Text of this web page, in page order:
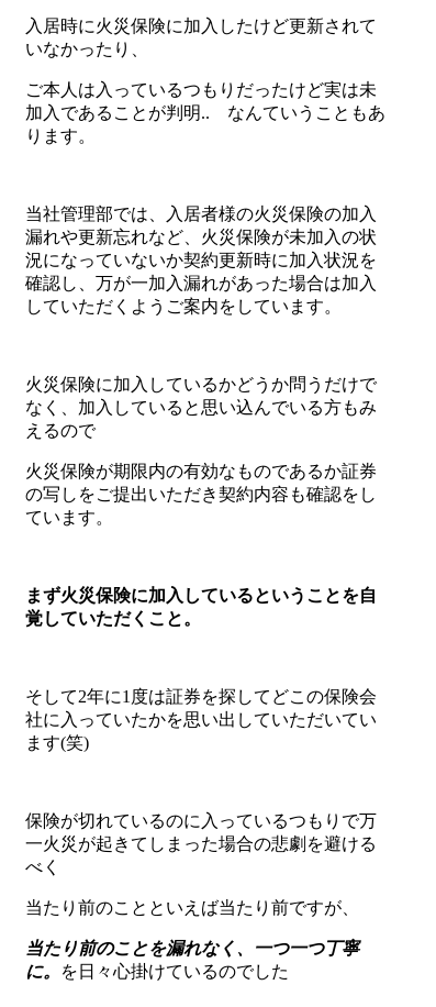
入居時に火災保険に加入したけど更新されて
いなかったり、
ご本人は入っているつもりだったけど実は未
加入であることが判明.. なんていうこともあ
ります。
当社管理部では、入居者様の火災保険の加入
漏れや更新忘れなど、火災保険が未加入の状
況になっていないか契約更新時に加入状況を
確認し、万が一加入漏れがあった場合は加入
していただくようご案内をしています。
火災保険に加入しているかどうか問うだけで
なく、加入していると思い込んでいる方もみ
えるので
火災保険が期限内の有効なものであるか証券
の写しをご提出いただき契約内容も確認をし
ています。
まず火災保険に加入しているということを自
覚していただくこと。
そして2年に1度は証券を探してどこの保険会
社に入っていたかを思い出していただいてい
ます(笑)
保険が切れているのに入っているつもりで万
一火災が起きてしまった場合の悲劇を避ける
べく
当たり前のことといえば当たり前ですが、
当たり前のことを漏れなく、一つ一つ丁寧
に。
を日々心掛けているのでした